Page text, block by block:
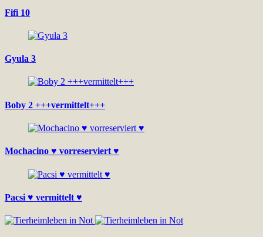
Fifi 10
Gyula 3
Boby 2 +++vermittelt+++
Mochacino ♥ vorreserviert ♥
Pacsi ♥ vermittelt ♥